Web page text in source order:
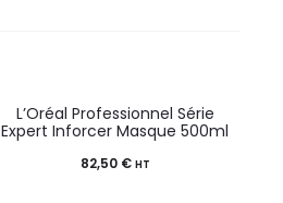
L’Oréal Professionnel Série
Expert Inforcer Masque 500ml
82,50 € HT